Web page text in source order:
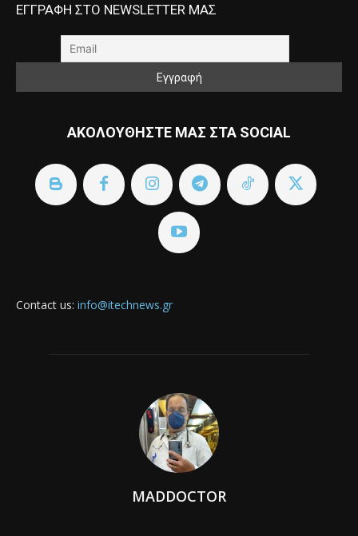
ΕΓΓΡΑΦΗ ΣΤΟ NEWSLETTER ΜΑΣ
ΑΚΟΛΟΥΘΗΣΤΕ ΜΑΣ ΣΤΑ SOCIAL
Contact us: info@itechnews.gr
MADDOCTOR